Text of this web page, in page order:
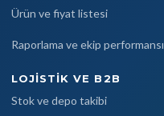
Ürün ve fiyat listesi
Raporlama ve ekip performansı
LOJISTIK VE B2B
Stok ve depo takibi